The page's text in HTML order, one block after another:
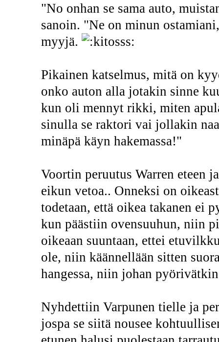
"No onhan se sama auto,
sanoin. "Ne on minun
myyjä.
Pikainen katselmus, mitä on
onko auton alla jotakin sinne
kun oli mennyt rikki, miten
sinulla se raktori vai jollakin
minäpä käyn hakemassa!"
Voortin peruutus Warren eteen
eikun vetoa.. Onneksi on
todetaan, että oikea takanen ei
kun päästiin ovensuuhun, niin
oikeaan suuntaan, ettei
ole, niin käännellään sitten
hangessa, niin johan
Nyhdettiin Varpunen tielle ja
jospa se siitä nousee